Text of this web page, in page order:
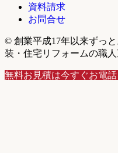
資料請求
お問合せ
© 創業平成17年以来ずっ
装・住宅リフォームの職
無料お見積は今すぐお電話